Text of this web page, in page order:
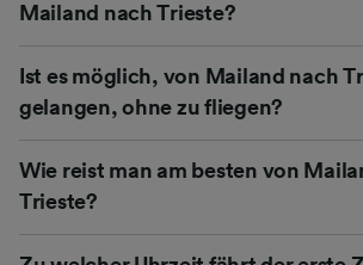
Mailand nach Trieste?
Ist es möglich, von Mailand nach
gelangen, ohne zu fliegen?
Wie reist man am besten von
Trieste?